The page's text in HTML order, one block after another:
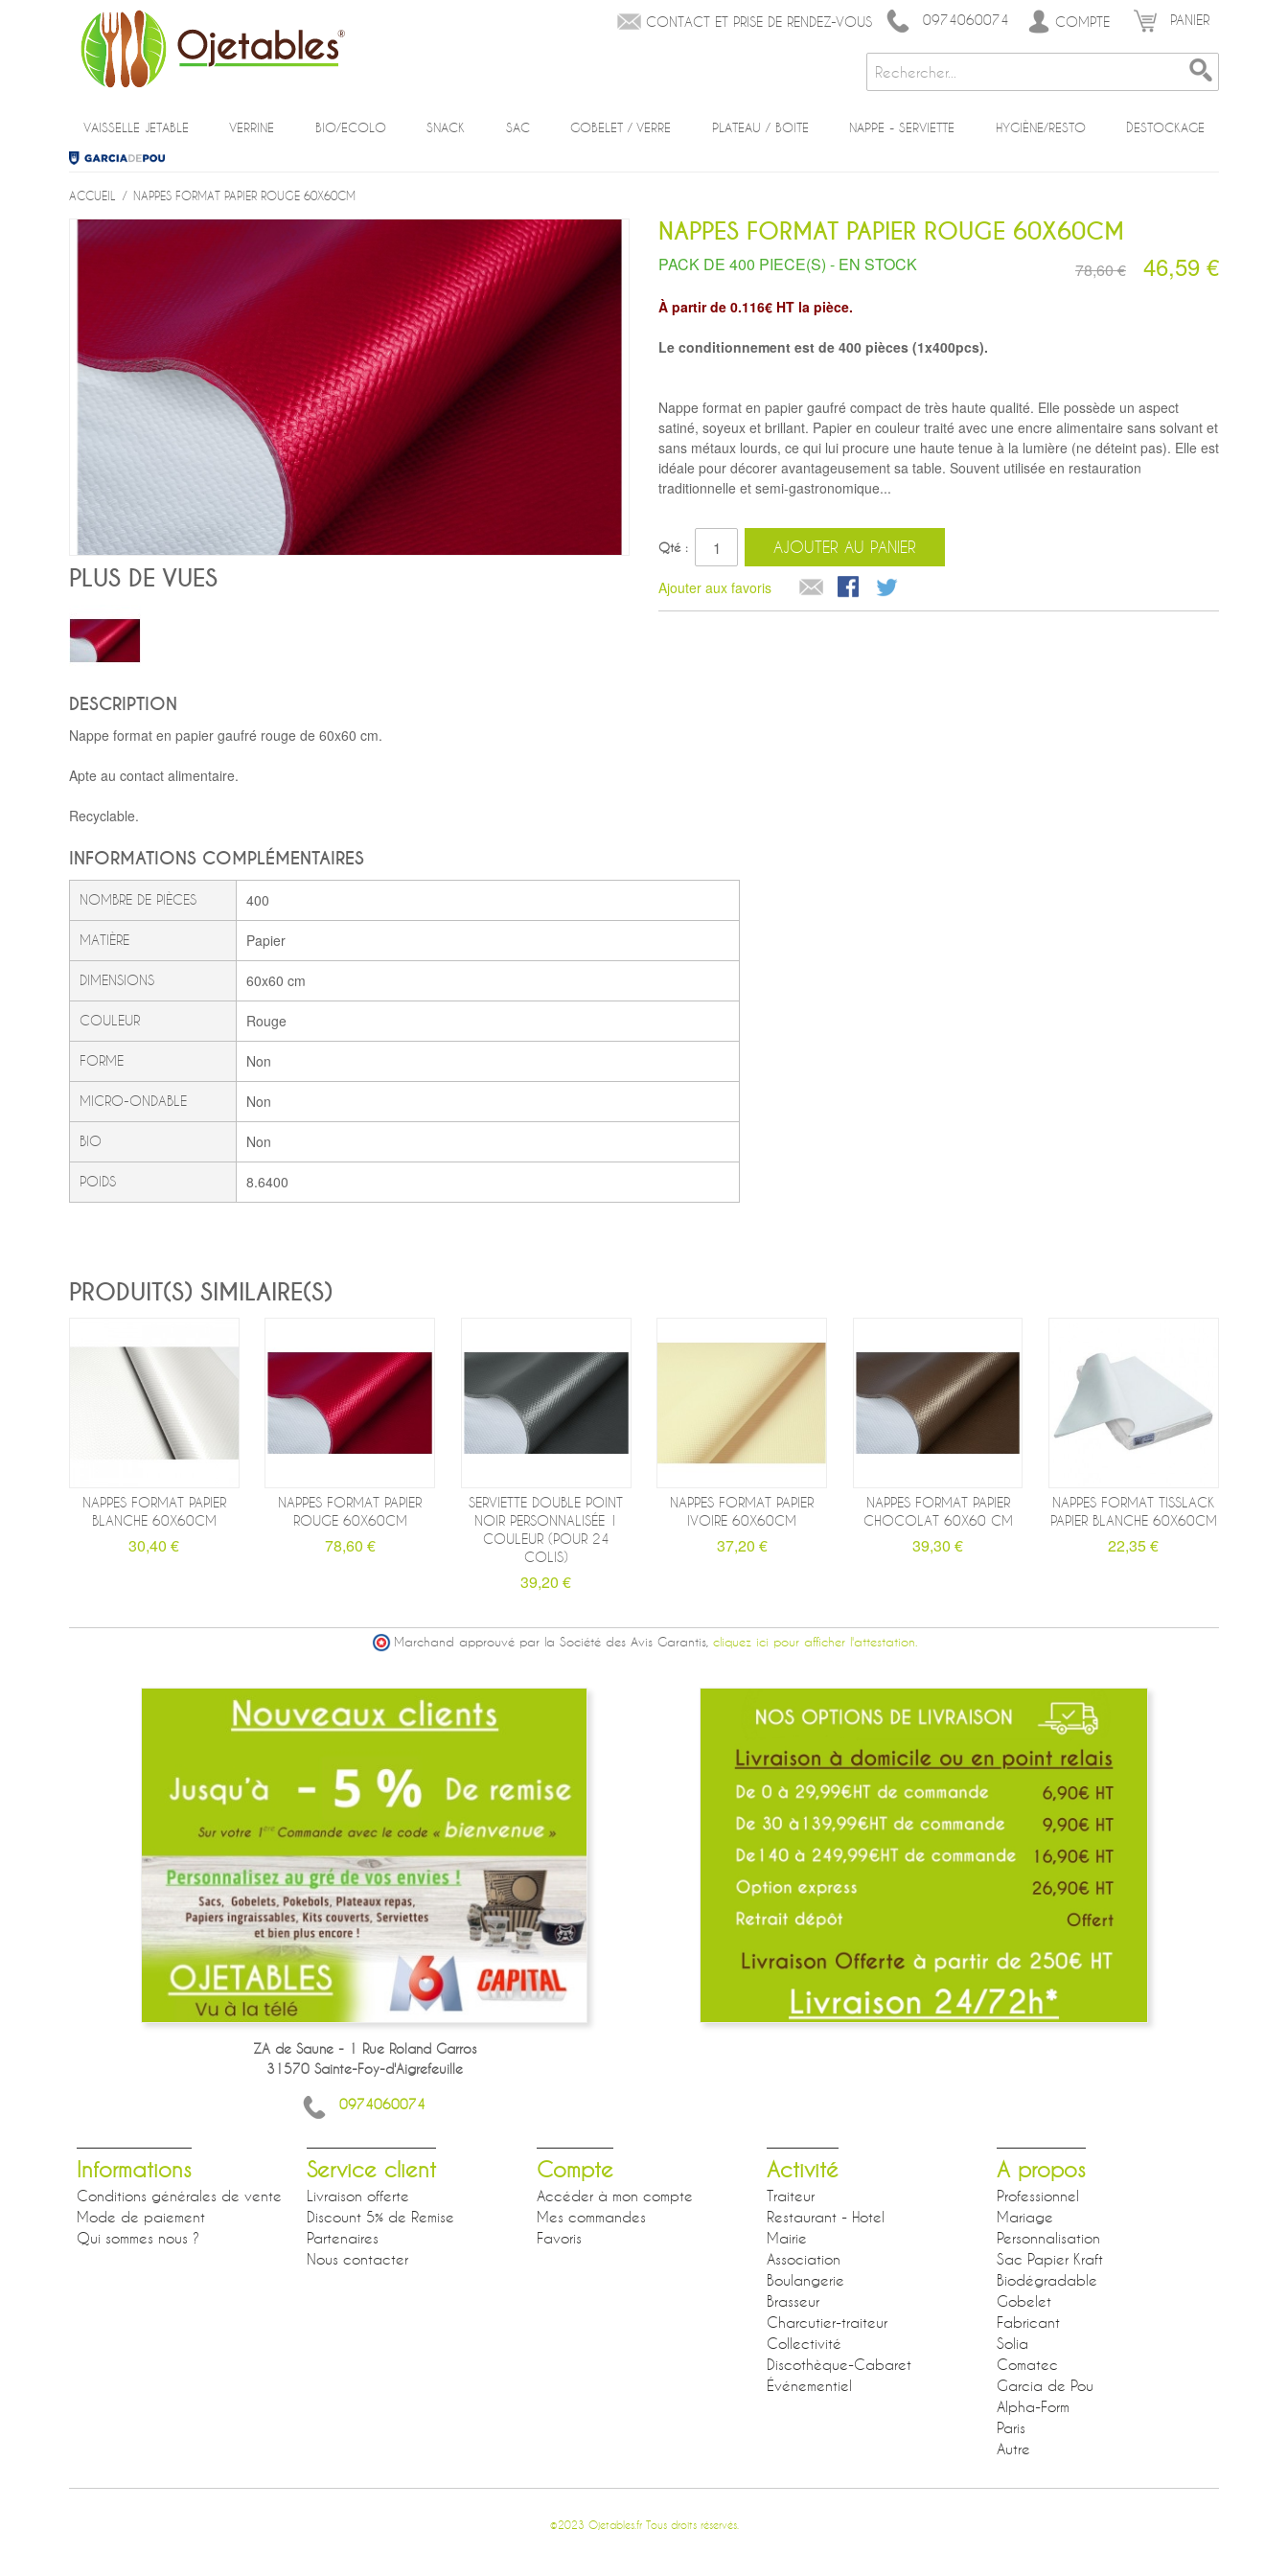
CONTACT ET PRISE DE RENDEZ-VOUS 0974060074 COMPTE PANIER
VAISSELLE JETABLE VERRINE BIO/ECOLO SNACK SAC GOBELET / VERRE PLATEAU / BOITE NAPPE - SERVIETTE HYGIÈNE/RESTO DESTOCKAGE
ACCUEIL / NAPPES FORMAT PAPIER ROUGE 60X60CM
PLUS DE VUES
NAPPES FORMAT PAPIER ROUGE 60X60CM
78,60 € 46,59 €
PACK DE 400 PIECE(S) - EN STOCK
À partir de 0.116€ HT la pièce.
Le conditionnement est de 400 pièces (1x400pcs).
Nappe format en papier gaufré compact de très haute qualité. Elle possède un aspect
satiné, soyeux et brillant. Papier en couleur traité avec une encre alimentaire sans solvant et
sans métaux lourds, ce qui lui procure une haute tenue à la lumière (ne déteint pas). Elle est
idéale pour décorer avantageusement sa table. Souvent utilisée en restauration
traditionnelle et semi-gastronomique...
Qté : AJOUTER AU PANIER
Ajouter aux favoris
DESCRIPTION
Nappe format en papier gaufré rouge de 60x60 cm.
Apte au contact alimentaire.
Recyclable.
INFORMATIONS COMPLÉMENTAIRES
NOMBRE DE PIÈCES 400
MATIÈRE Papier
DIMENSIONS 60x60 cm
COULEUR Rouge
FORME Non
MICRO-ONDABLE Non
BIO Non
POIDS 8.6400
PRODUIT(S) SIMILAIRE(S)
NAPPES FORMAT PAPIER
BLANCHE 60X60CM
30,40 €
NAPPES FORMAT PAPIER
ROUGE 60X60CM
78,60 €
SERVIETTE DOUBLE POINT
NOIR PERSONNALISÉE 1
COULEUR (POUR 24
COLIS)
39,20 €
NAPPES FORMAT PAPIER
IVOIRE 60X60CM
37,20 €
NAPPES FORMAT PAPIER
CHOCOLAT 60X60 CM
39,30 €
NAPPES FORMAT TISSLACK
PAPIER BLANCHE 60X60CM
22,35 €
Marchand approuvé par la Société des Avis Garantis, cliquez ici pour afficher l'attestation.
ZA de Saune - 1 Rue Roland Garros
31570 Sainte-Foy-d'Aigrefeuille
0974060074
Informations
Conditions générales de vente
Mode de paiement
Qui sommes nous ?
Service client
Livraison offerte
Discount 5% de Remise
Partenaires
Nous contacter
Compte
Accéder à mon compte
Mes commandes
Favoris
Activité
Traiteur
Restaurant - Hotel
Mairie
Association
Boulangerie
Brasseur
Charcutier-traiteur
Collectivité
Discothèque-Cabaret
Événementiel
A propos
Professionnel
Mariage
Personnalisation
Sac Papier Kraft
Biodégradable
Gobelet
Fabricant
Solia
Comatec
Garcia de Pou
Alpha-Form
Paris
Autre
©2023 Ojetables.fr Tous droits réservés.